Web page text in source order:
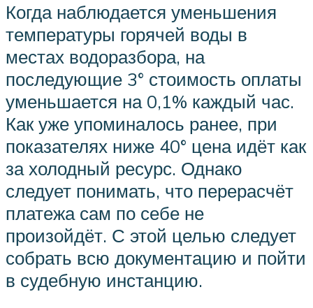
Когда наблюдается уменьшения
температуры горячей воды в
местах водоразбора, на
последующие 3° стоимость оплаты
уменьшается на 0,1% каждый час.
Как уже упоминалось ранее, при
показателях ниже 40° цена идёт как
за холодный ресурс. Однако
следует понимать, что перерасчёт
платежа сам по себе не
произойдёт. С этой целью следует
собрать всю документацию и пойти
в судебную инстанцию.